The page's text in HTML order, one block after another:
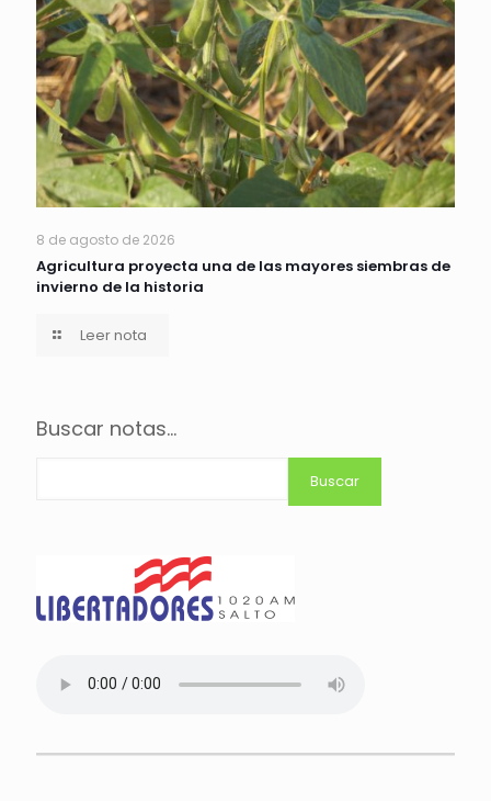
8 de agosto de 2026
Agricultura proyecta una de las mayores siembras de
invierno de la historia
Leer nota
Buscar notas...
Buscar